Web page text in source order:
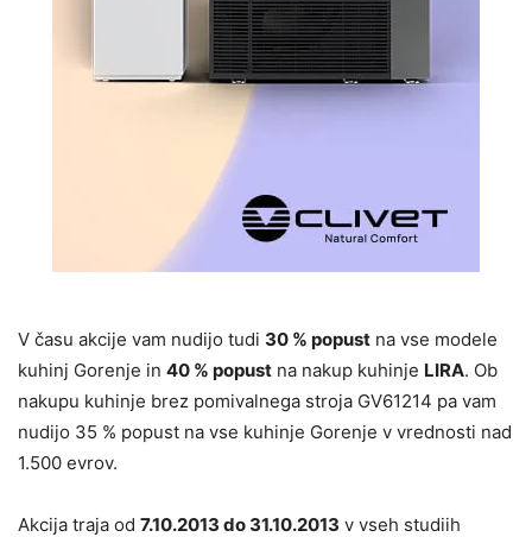
V času akcije vam nudijo tudi 30 % popust na vse modele
kuhinj Gorenje in 40 % popust na nakup kuhinje LIRA. Ob
nakupu kuhinje brez pomivalnega stroja GV61214 pa vam
nudijo 35 % popust na vse kuhinje Gorenje v vrednosti nad
1.500 evrov.
Akcija traja od 7.10.2013 do 31.10.2013 v vseh studiih